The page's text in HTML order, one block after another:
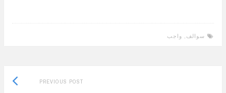
سوالف واجب
PREVIOUS POST
Previous